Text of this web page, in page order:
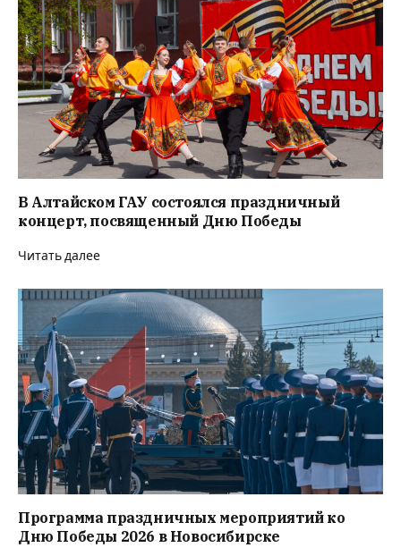
В Алтайском ГАУ состоялся праздничный
концерт, посвященный Дню Победы
Читать далее
Программа праздничных мероприятий ко
Дню Победы 2026 в Новосибирске